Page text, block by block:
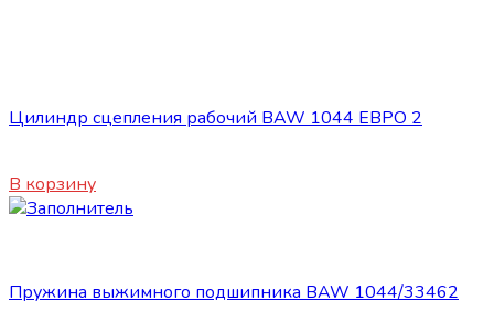
Цилиндр сцепления рабочий BAW 1044 ЕВРО 2
В корзину
Пружина выжимного подшипника BAW 1044/33462